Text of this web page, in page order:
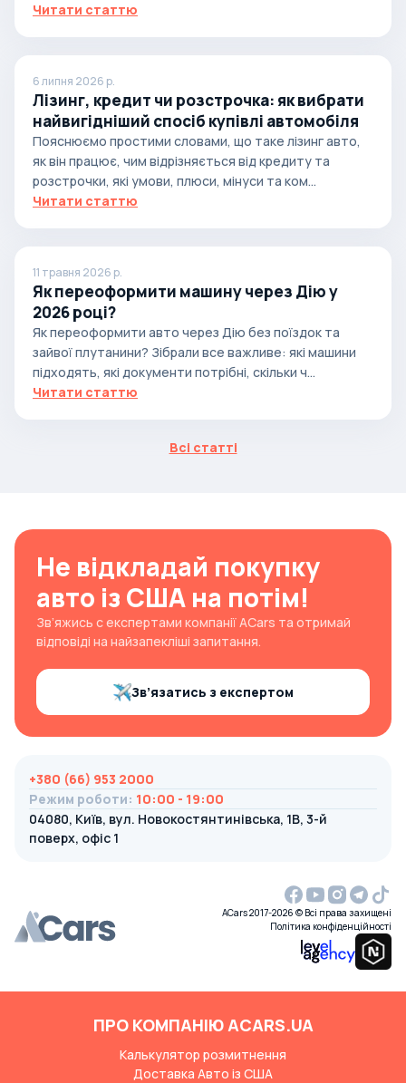
Читати статтю
6 липня 2026 р.
Лізинг, кредит чи розстрочка: як вибрати
найвигідніший спосіб купівлі автомобіля
Пояснюємо простими словами, що таке лізинг авто,
як він працює, чим відрізняється від кредиту та
розстрочки, які умови, плюси, мінуси та ком...
Читати статтю
11 травня 2026 р.
Як переоформити машину через Дію у
2026 році?
Як переоформити авто через Дію без поїздок та
зайвої плутанини? Зібрали все важливе: які машини
підходять, які документи потрібні, скільки ч...
Читати статтю
Всі статті
Не відкладай покупку
авто із США на потім!
Зв’яжись с експертами компанії ACars та отримай
відповіді на найзапекліші запитання.
Зв’язатись з експертом
+380 (66) 953 2000
Режим роботи: 10:00 - 19:00
04080, Київ, вул. Новокостянтинівська, 1В, 3-й
поверх, офіс 1
ACars 2017-2026 © Всі права захищені
Політика конфіденційності
ПРО КОМПАНІЮ ACARS.UA
Калькулятор розмитнення
Доставка Авто із США